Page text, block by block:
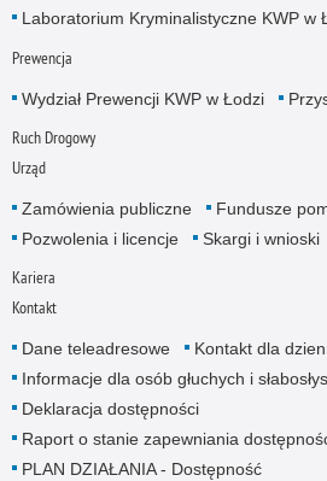
Laboratorium Kryminalistyczne KWP w
Prewencja
Wydział Prewencji KWP w Łodzi
Ruch Drogowy
Urząd
Zamówienia publiczne Fundusze
Pozwolenia i licencje
Skargi i wnioski
Kariera
Kontakt
Dane teleadresowe
Kontakt dla
Informacje dla osób głuchych i
Deklaracja dostępności
Raport o stanie zapewniania
PLAN DZIAŁANIA - Dostępność